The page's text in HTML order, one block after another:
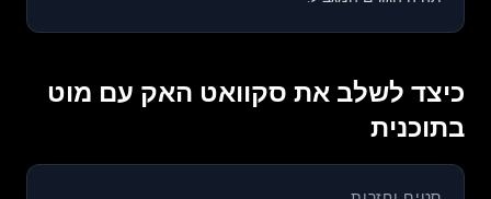
כיצד לשלב את סקוואט האק עם מוט
בתוכנית